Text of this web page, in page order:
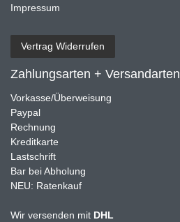
Impressum
Vertrag Widerrufen
Zahlungsarten + Versandarten
Vorkasse/Überweisung
Paypal
Rechnung
Kreditkarte
Lastschrift
Bar bei Abholung
NEU: Ratenkauf
Wir versenden mit DHL